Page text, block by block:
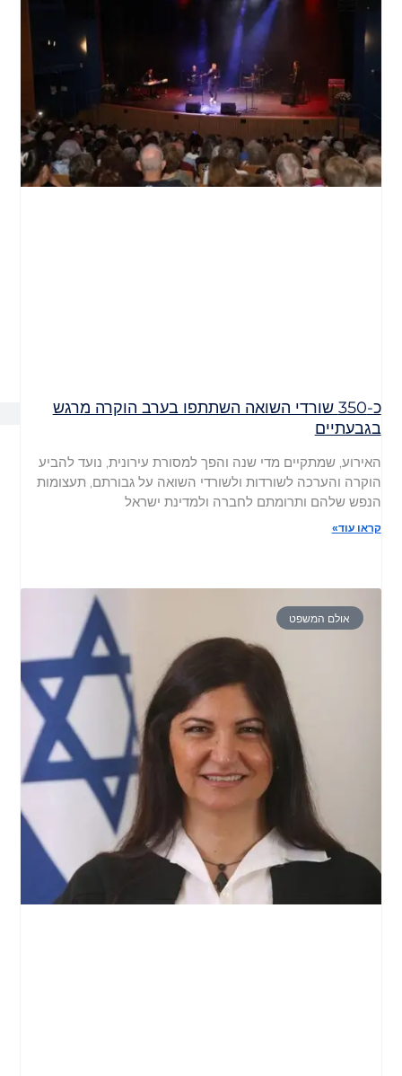
כ-350 שורדי השואה השתתפו בערב הוקרה מרגש
בגבעתיים
האירוע, שמתקיים מדי שנה והפך למסורת עירונית, נועד להביע
הוקרה והערכה לשורדות ולשורדי השואה על גבורתם, תעצומות
הנפש שלהם ותרומתם לחברה ולמדינת ישראל
קראו עוד»
אולם המשפט